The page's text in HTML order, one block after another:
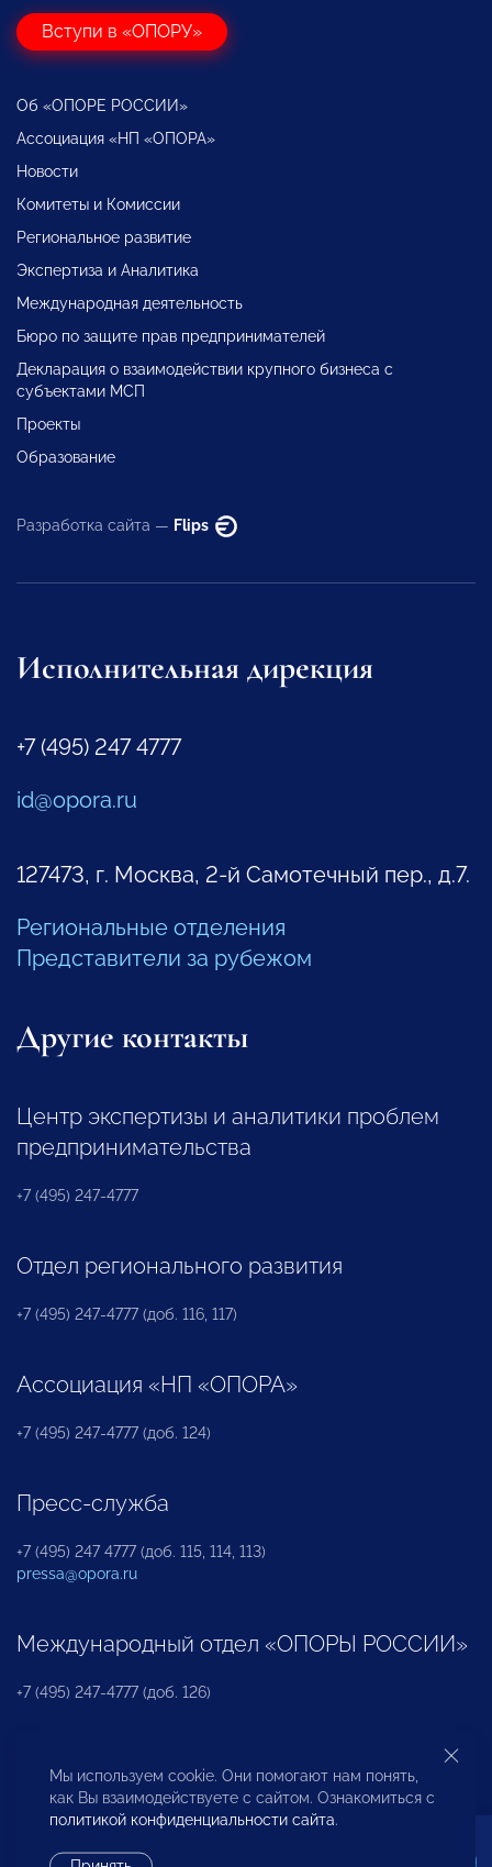
Вступи в «ОПОРУ»
Об «ОПОРЕ РОССИИ»
Ассоциация «НП «ОПОРА»
Новости
Комитеты и Комиссии
Региональное развитие
Экспертиза и Аналитика
Международная деятельность
Бюро по защите прав предпринимателей
Декларация о взаимодействии крупного бизнеса с
субъектами МСП
Проекты
Образование
Разработка сайта — Flips
Исполнительная дирекция
+7 (495) 247 4777
id@opora.ru
127473, г. Москва, 2-й Самотечный пер., д.7.
Региональные отделения
Представители за рубежом
Другие контакты
Центр экспертизы и аналитики проблем
предпринимательства
+7 (495) 247-4777
Отдел регионального развития
+7 (495) 247-4777 (доб. 116, 117)
Ассоциация «НП «ОПОРА»
+7 (495) 247-4777 (доб. 124)
Пресс-служба
+7 (495) 247 4777 (доб. 115, 114, 113)
pressa@opora.ru
Международный отдел «ОПОРЫ РОССИИ»
+7 (495) 247-4777 (доб. 126)
Бюро по защите прав предпринимателей и
инвесторов
Мы используем cookie. Они помогают нам понять,
как Вы взаимодействуете с сайтом. Ознакомиться с
политикой конфиденциальности сайта.